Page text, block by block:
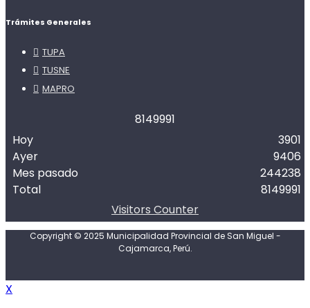
Trámites Generales
TUPA
TUSNE
MAPRO
8149991
Hoy
Ayer
Mes pasado
Total
3901
9406
244238
8149991
Visitors Counter
Copyright © 2025 Municipalidad Provincial de San Miguel -
Cajamarca, Perú.
X